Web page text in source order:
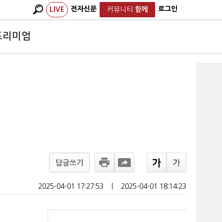
LIVE 전자신문 커뮤니티 함께 로그인
리미엄
답글쓰기
2025-04-01 17:27:53 2025-04-01 18:14:23